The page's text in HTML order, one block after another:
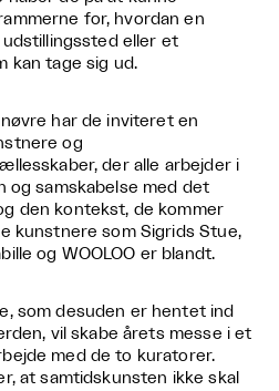
for, hvordan en
udstillingssted eller et
kan tage sig ud.
har de inviteret en
og
der alle arbejder i
og samskabelse med det
den kontekst, de kommer
kunstnere som Sigrids Stue,
og WOOLOO er blandt.
som desuden er hentet ind
vil skabe årets messe i et
med de to kuratorer.
at samtidskunsten ikke skal